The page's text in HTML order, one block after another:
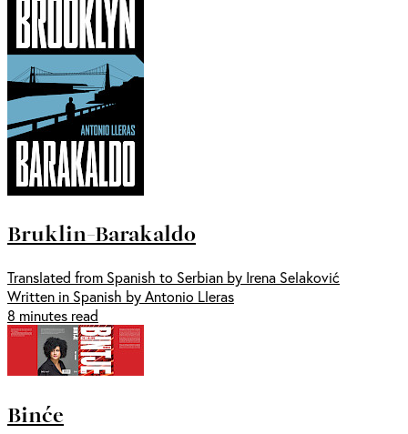
Bruklin-Barakaldo
Translated from Spanish to Serbian by Irena Selaković
Written in Spanish by Antonio Lleras
8 minutes read
Binće